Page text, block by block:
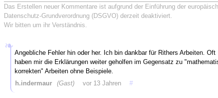
Das Erstellen neuer Kommentare ist aufgrund der Einführung der
Datenschutz-Grundverordnung (DSGVO) derzeit deaktiviert.
Wir bitten um ihr Verständnis.
Angebliche Fehler hin oder her. Ich bin dankbar für Rithers Arbeiten. Oft
haben mir die Erklärungen weiter geholfen im Gegensatz zu
korrekten" Arbeiten ohne Beispiele.
h.indermaur
(Gast) vor 13 Jahren #